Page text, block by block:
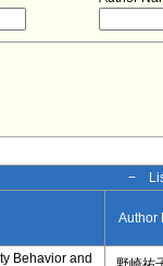
−
Author
Behavior and